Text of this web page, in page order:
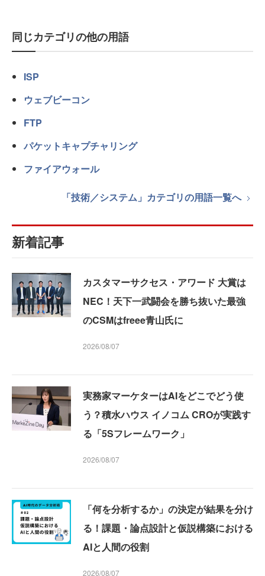
同じカテゴリの他の用語
ISP
ウェブビーコン
FTP
パケットキャプチャリング
ファイアウォール
「技術／システム」カテゴリの用語一覧へ
新着記事
カスタマーサクセス・アワード 大賞は
NEC！天下一武闘会を勝ち抜いた最強
のCSMはfreee青山氏に
2026/08/07
実務家マーケターはAIをどこでどう使
う？積水ハウス イノコム CROが実践す
る「5Sフレームワーク」
2026/08/07
「何を分析するか」の決定が結果を分け
る！課題・論点設計と仮説構築における
AIと人間の役割
2026/08/07